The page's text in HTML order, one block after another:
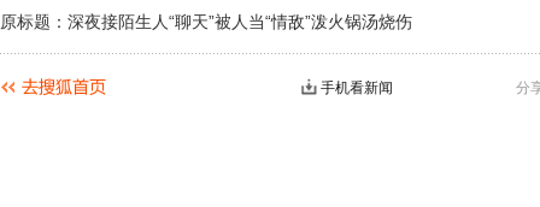
原标题：深夜接陌生人“聊天”被人当“情敌”泼火锅汤烧伤
分
手机看新闻